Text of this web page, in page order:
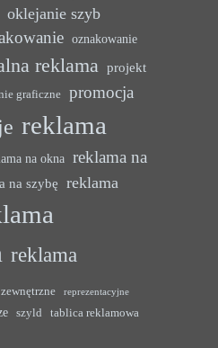
oklejanie szyb
oznakowanie
reklama projekt
graficzne
promocja
reklama
na okna reklama na
na szybę reklama
reklama
reprezentacyjne
szyld tablica reklamowa